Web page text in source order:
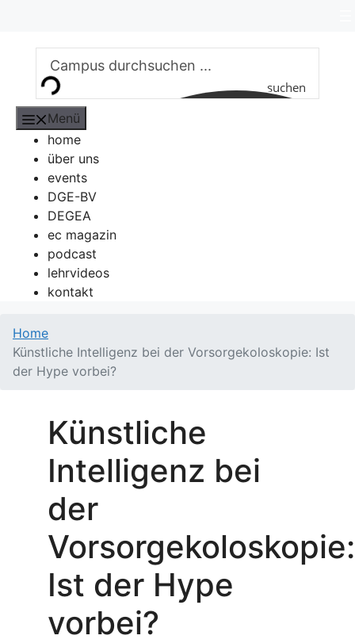
springen
suchen
Menü
home
über uns
events
DGE-BV
DEGEA
ec magazin
podcast
lehrvideos
kontakt
Home
Künstliche Intelligenz bei der Vorsorgekoloskopie: Ist
der Hype vorbei?
Künstliche
Intelligenz bei
der
Vorsorgekoloskopie:
Ist der Hype
vorbei?